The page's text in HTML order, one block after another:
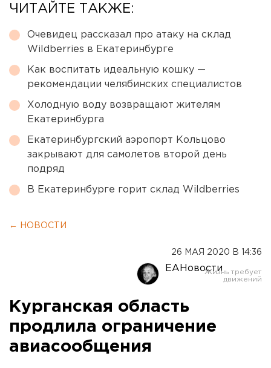
ЧИТАЙТЕ ТАКЖЕ:
Очевидец рассказал про атаку на склад
Wildberries в Екатеринбурге
Как воспитать идеальную кошку —
рекомендации челябинских специалистов
Холодную воду возвращают жителям
Екатеринбурга
Екатеринбургский аэропорт Кольцово
закрывают для самолетов второй день
подряд
В Екатеринбурге горит склад Wildberries
← НОВОСТИ
26 МАЯ 2020 В 14:36
ЕАНовости
Курганская область
продлила ограничение
авиасообщения